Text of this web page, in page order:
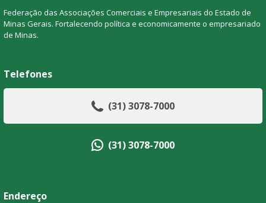
Federação das Associações Comerciais e Empresariais do Estado de
Minas Gerais. Fortalecendo política e economicamente o empresariado
de Minas.
Telefones
(31) 3078-7000
(31) 3078-7000
Endereço